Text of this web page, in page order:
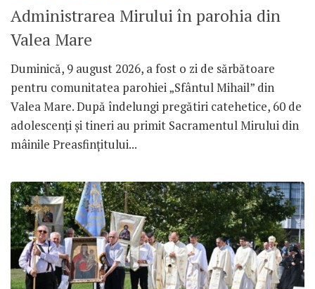
Administrarea Mirului în parohia din
Valea Mare
Duminică, 9 august 2026, a fost o zi de sărbătoare
pentru comunitatea parohiei „Sfântul Mihail” din
Valea Mare. După îndelungi pregătiri catehetice, 60 de
adolescenți și tineri au primit Sacramentul Mirului din
mâinile Preasfințitului...